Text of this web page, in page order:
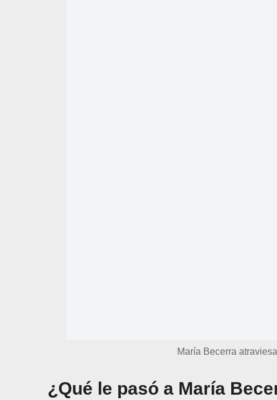
María Becerra
¿Qué le pasó a María